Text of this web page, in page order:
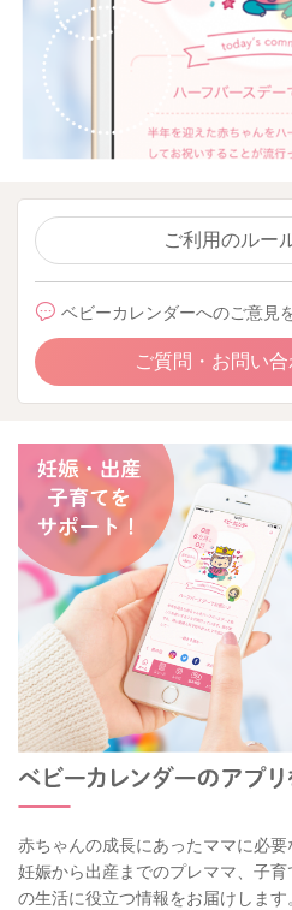
ご利用のルー
ベビーカレンダーへのご意見
ご質問・お問い
赤ちゃんの成長にあったママに必要
妊娠から出産までのプレママ、子
の生活に役立つ情報をお届けします